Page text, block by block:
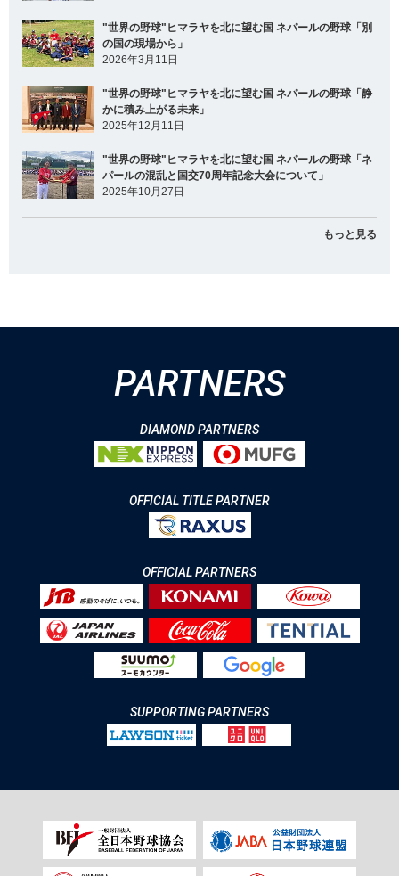
"世界の野球"ヒマラヤを北に望む国 ネパールの野球「別
の国の現場から」
2026年3月11日
"世界の野球"ヒマラヤを北に望む国 ネパールの野球「静
かに積み上がる未来」
2025年12月11日
"世界の野球"ヒマラヤを北に望む国 ネパールの野球「ネ
パールの混乱と国交70周年記念大会について」
2025年10月27日
もっと見る
PARTNERS
DIAMOND PARTNERS
OFFICIAL TITLE PARTNER
OFFICIAL PARTNERS
SUPPORTING PARTNERS